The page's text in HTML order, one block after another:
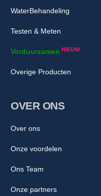
WaterBehandeling
Testen & Meten
Verduurzamen NIEUW
Overige Producten
OVER ONS
Over ons
Onze voordelen
Ons Team
Onze partners